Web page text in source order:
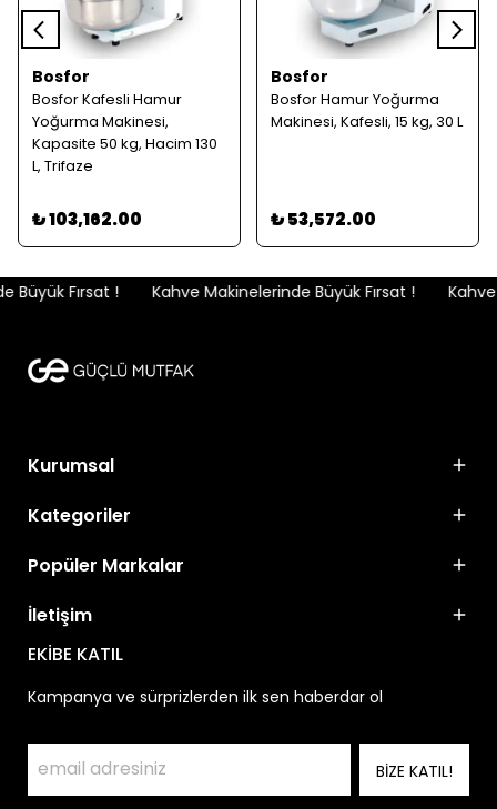
Bosfor
Bosfor Kafesli Hamur
Yoğurma Makinesi,
Kapasite 50 kg, Hacim 130
L, Trifaze
₺ 103,162.00
Bosfor
Bosfor Hamur Yoğurma
Makinesi, Kafesli, 15 kg, 30 L
₺ 53,572.00
Fırsat ! Kahve Makinelerinde Büyük Fırsat !
Kurumsal
Kategoriler
Popüler Markalar
İletişim
EKİBE KATIL
Kampanya ve sürprizlerden ilk sen haberdar ol
BİZE KATIL!